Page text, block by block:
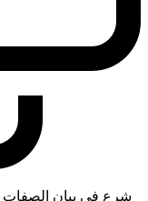
شرع في بيان الصفات